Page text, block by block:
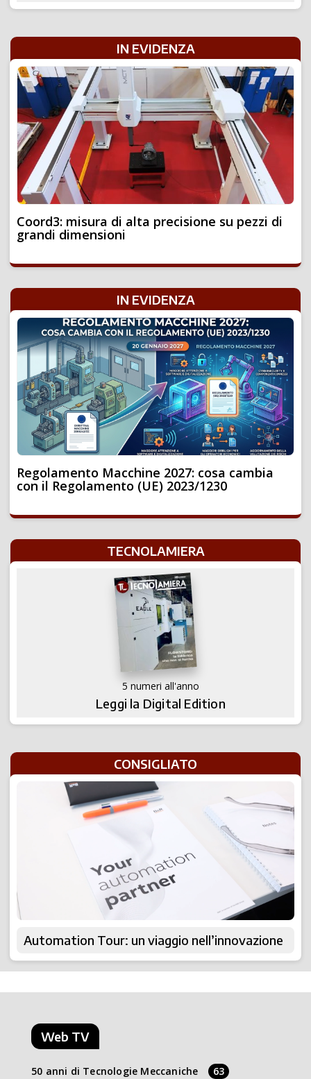
IN EVIDENZA
Coord3: misura di alta precisione su pezzi di
grandi dimensioni
IN EVIDENZA
Regolamento Macchine 2027: cosa cambia
con il Regolamento (UE) 2023/1230
TECNOLAMIERA
5 numeri all'anno
Leggi la Digital Edition
CONSIGLIATO
Automation Tour: un viaggio nell’innovazione
Web TV
50 anni di Tecnologie Meccaniche 63